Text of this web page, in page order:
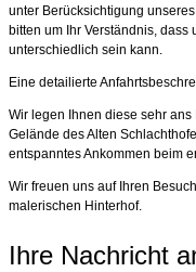
unter Berücksichtigung
bitten um Ihr Verständnis,
unterschiedlich sein kann.
Eine detailierte
Wir legen Ihnen diese sehr
Gelände des Alten
entspanntes Ankommen beim
Wir freuen uns auf Ihren
malerischen Hinterhof.
Ihre Nachricht